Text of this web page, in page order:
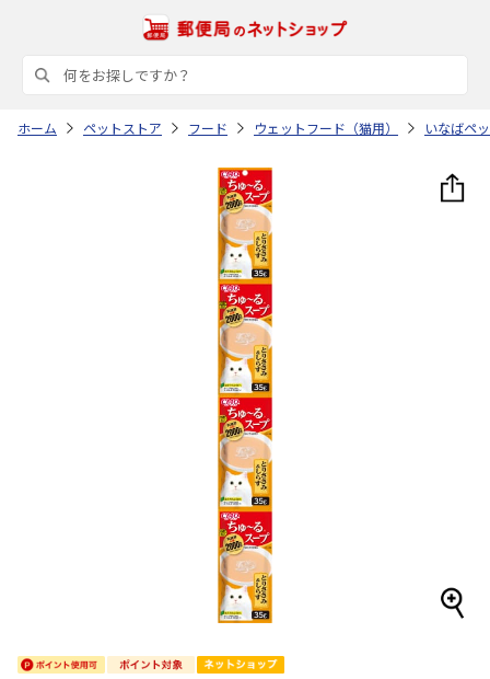
ホーム ペットストア フード ウェットフード（猫用） いなばペ